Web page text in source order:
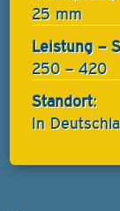
25 mm
Leistung –
250 – 420
Standort:
In